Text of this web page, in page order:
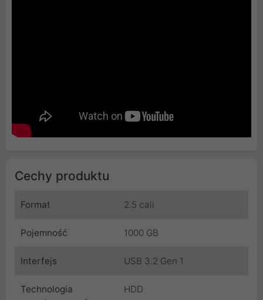
Cechy produktu
Format 2.5 cali
Pojemność 1000 GB
Interfejs USB 3.2 Gen 1
Technologia
HDD